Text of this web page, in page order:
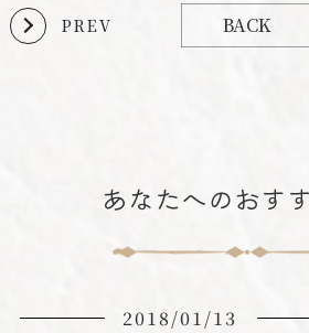
PREV BACK
あなたへのおす
2018/01/13